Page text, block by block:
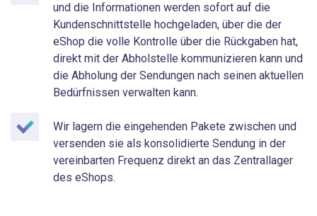
und die Informationen werden sofort auf die
Kundenschnittstelle hochgeladen, über die der
eShop die volle Kontrolle über die Rückgaben hat,
direkt mit der Abholstelle kommunizieren kann und
die Abholung der Sendungen nach seinen aktuellen
Bedürfnissen verwalten kann.
Wir lagern die eingehenden Pakete zwischen und
versenden sie als konsolidierte Sendung in der
vereinbarten Frequenz direkt an das Zentrallager
des eShops.